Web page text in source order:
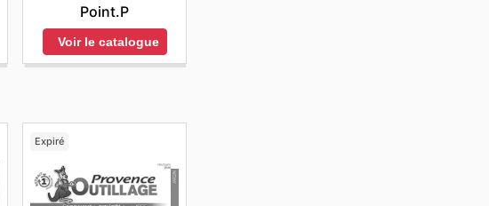
Point.P
Voir le catalogue
Expiré